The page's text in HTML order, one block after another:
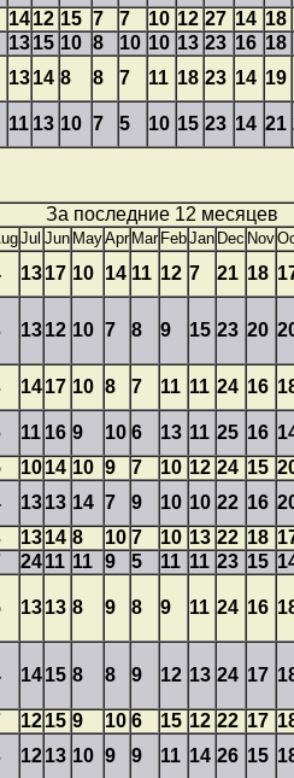
1412 15 7 7 10 12 27 14 18
1315 10 8 10 10 13 23 16 18
1314 8 8 7 11 18 23 14 19
11 13 10 7 5 10 15 23 14 21
За последние 12 месяцев
Jul Jun MayApr Mar FebJan Dec Nov
1317 10 14 11 12 7 21 18
1312 10 7 8 9 15 23 20
1417 10 8 7 11 11 24 16
11 16 9 10 6 13 11 25 16
1014 10 9 7 10 12 24 15
1313 14 7 9 10 10 22 16
1314 8 10 7 10 13 22 18
2411 11 9 5 11 11 23 15
1313 8 9 8 9 11 24 16
1415 8 8 9 12 13 24 17
1215 9 10 6 15 12 22 17
1213 10 9 9 11 14 26 15